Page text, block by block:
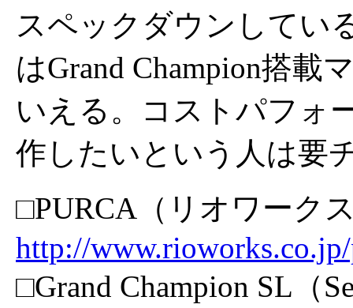
スペックダウンしてい
はGrand Champion搭載
いえる。コストパフォ
作したいという人は要
□PURCA（リオワーク
http://
□Grand Champion SL（